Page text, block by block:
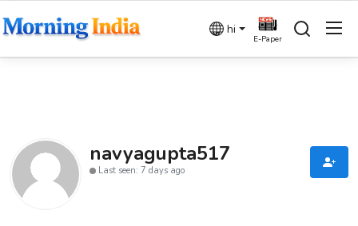
hi
E-Paper
देश
navyagupta517
Last seen: 7 days ago